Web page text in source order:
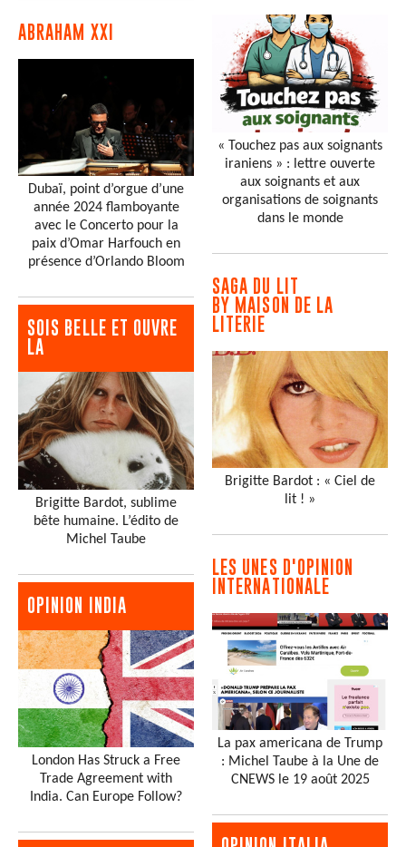
ABRAHAM XXI
Dubaï, point d’orgue d’une
année 2024 flamboyante
avec le Concerto pour la
paix d’Omar Harfouch en
présence d’Orlando Bloom
SOIS BELLE ET OUVRE
LA
Brigitte Bardot, sublime
bête humaine. L’édito de
Michel Taube
OPINION INDIA
London Has Struck a Free
Trade Agreement with
India. Can Europe Follow?
« Touchez pas aux soignants
iraniens » : lettre ouverte
aux soignants et aux
organisations de soignants
dans le monde
SAGA DU LIT
BY MAISON DE LA
LITERIE
Brigitte Bardot : « Ciel de
lit ! »
LES UNES D'OPINION
INTERNATIONALE
La pax americana de Trump
: Michel Taube à la Une de
CNEWS le 19 août 2025